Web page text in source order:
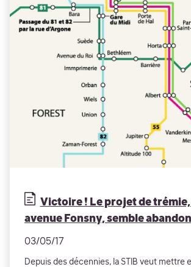
Victoire ! Le projet de
avenue Fonsny, semble
03/05/17
Depuis des décennies, la STIB veut mettre